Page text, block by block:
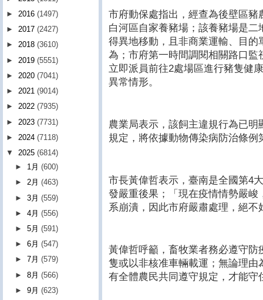
市府動保處指出，經查為後壁區
白河區自家養豬場；該養豬場是
得異地移動，且非商業運輸、目
為；市府第一時間調閱相關路口
立即派員前往2處場區進行豬隻健
異常情形。
農業局表示，該飼主違規行為已
規定，將依據動物傳染病防治條
市長黃偉哲表示，臺南是全國第4
發嚴重後果；「現在疫情情勢嚴
系崩潰，因此市府嚴肅處理，絕不
黃偉哲呼籲，畜牧業者務必遵守
隻或以非核准車輛載運；無論理
有全體農民共同遵守規定，才能
► 2016 (1497)
► 2017 (2427)
► 2018 (3610)
► 2019 (5551)
► 2020 (7041)
► 2021 (9014)
► 2022 (7935)
► 2023 (7731)
► 2024 (7118)
▼ 2025 (6814)
► 1月(600)
►2月(463)
►3月(559)
►4月(556)
►5月(591)
►6月(547)
►7月(579)
►8月(566)
►9月(623)